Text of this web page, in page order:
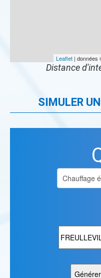
Leaflet | données
Distance
SIMULER